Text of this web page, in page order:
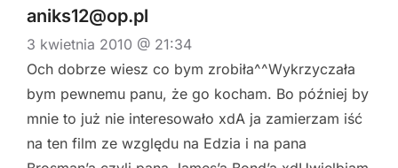
aniks12@op.pl
3 kwietnia 2010 @ 21:34
Och dobrze wiesz co bym zrobiła^^Wykrzyczała
bym pewnemu panu, że go kocham. Bo później by
mnie to już nie interesowało xdA ja zamierzam iść
na ten film ze względu na Edzia i na pana